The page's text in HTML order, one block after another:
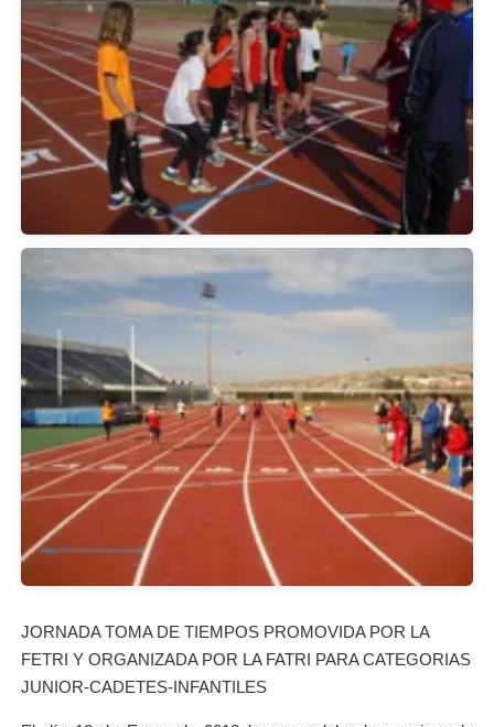
JORNADA TOMA DE TIEMPOS PROMOVIDA POR LA
FETRI Y ORGANIZADA POR LA FATRI PARA CATEGORIAS
JUNIOR-CADETES-INFANTILES